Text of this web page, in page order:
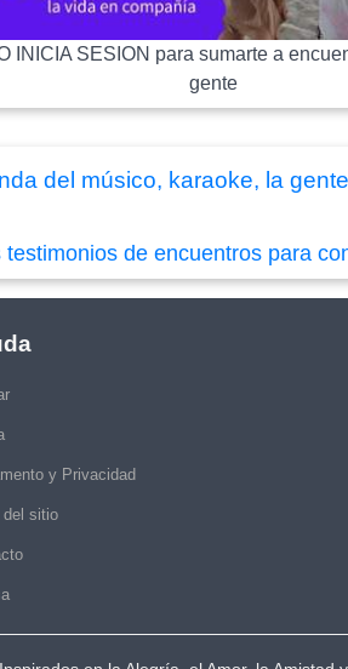
INICIA SESION para sumarte a
gente
del músico, karaoke, la
testimonios de encuentros para
y Privacidad
del sitio